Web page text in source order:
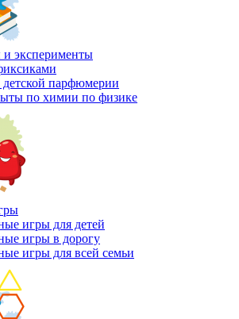
эксперименты
парфюмерии
по химии по физике
игры для детей
игры в дорогу
игры для всей семьи